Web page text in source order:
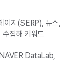
이지(SERP), 뉴스,
수집해 키워드
DataLab,